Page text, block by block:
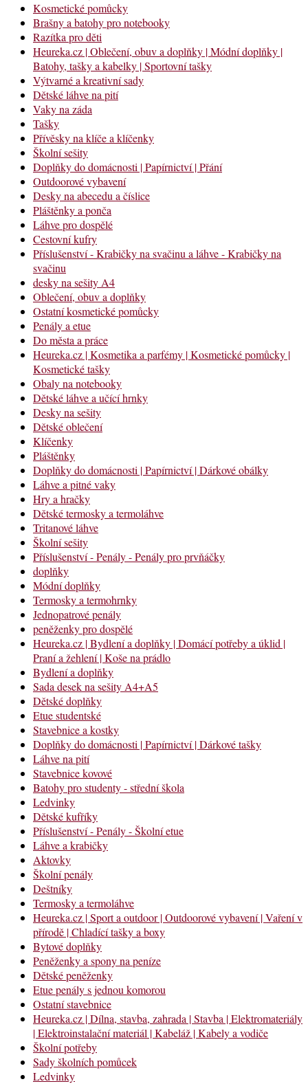
Kosmetické pomůcky
Brašny a batohy pro notebooky
Razítka pro děti
Heureka.cz | Oblečení, obuv a doplňky | Módní doplňky |
Batohy, tašky a kabelky | Sportovní tašky
Výtvarné a kreativní sady
Dětské láhve na pití
Vaky na záda
Tašky
Přívěsky na klíče a klíčenky
Školní sešity
Doplňky do domácnosti | Papírnictví | Přání
Outdoorové vybavení
Desky na abecedu a číslice
Pláštěnky a ponča
Láhve pro dospělé
Cestovní kufry
Příslušenství - Krabičky na svačinu a láhve - Krabičky na
svačinu
desky na sešity A4
Oblečení, obuv a doplňky
Ostatní kosmetické pomůcky
Penály a etue
Do města a práce
Heureka.cz | Kosmetika a parfémy | Kosmetické pomůcky |
Kosmetické tašky
Obaly na notebooky
Dětské láhve a učící hrnky
Desky na sešity
Dětské oblečení
Klíčenky
Pláštěnky
Doplňky do domácnosti | Papírnictví | Dárkové obálky
Láhve a pitné vaky
Hry a hračky
Dětské termosky a termoláhve
Tritanové láhve
Školní sešity
Příslušenství - Penály - Penály pro prvňáčky
doplňky
Módní doplňky
Termosky a termohrnky
Jednopatrové penály
peněženky pro dospělé
Heureka.cz | Bydlení a doplňky | Domácí potřeby a úklid |
Praní a žehlení | Koše na prádlo
Bydlení a doplňky
Sada desek na sešity A4+A5
Dětské doplňky
Etue studentské
Stavebnice a kostky
Doplňky do domácnosti | Papírnictví | Dárkové tašky
Láhve na pití
Stavebnice kovové
Batohy pro studenty - střední škola
Ledvinky
Dětské kufříky
Příslušenství - Penály - Školní etue
Láhve a krabičky
Aktovky
Školní penály
Deštníky
Termosky a termoláhve
Heureka.cz | Sport a outdoor | Outdoorové vybavení | Vaření v
přírodě | Chladící tašky a boxy
Bytové doplňky
Peněženky a spony na peníze
Dětské peněženky
Etue penály s jednou komorou
Ostatní stavebnice
Heureka.cz | Dílna, stavba, zahrada | Stavba | Elektromateriály
| Elektroinstalační materiál | Kabeláž | Kabely a vodiče
Školní potřeby
Sady školních pomůcek
Ledvinky